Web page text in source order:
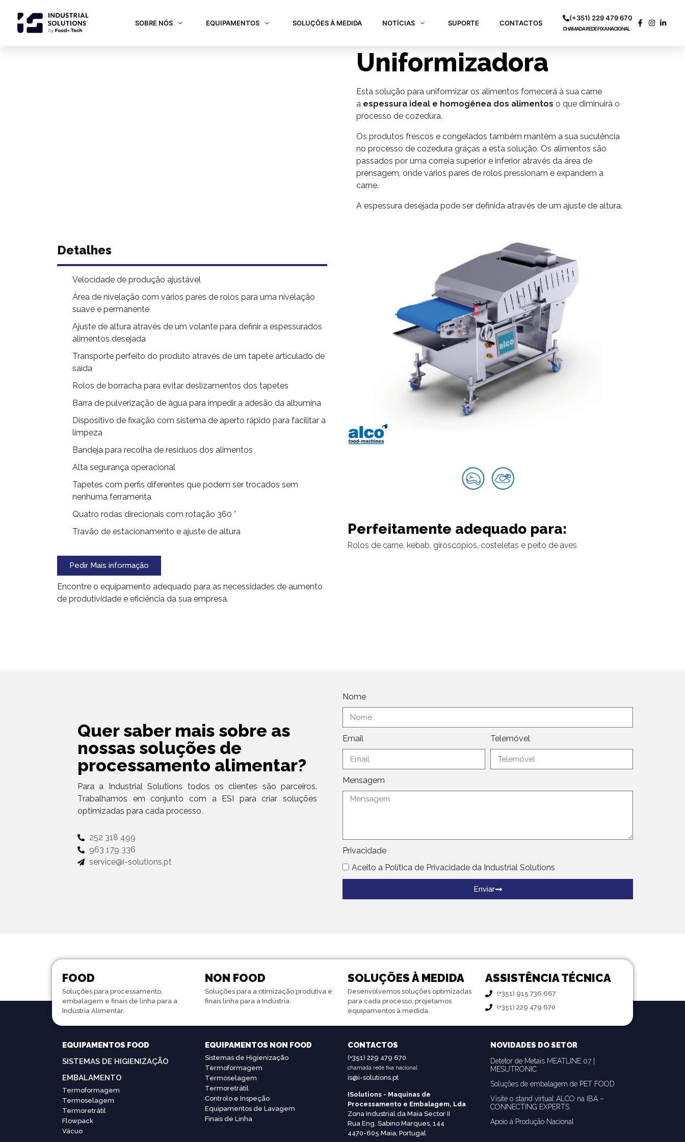
SOBRE NÓS EQUIPAMENTOS SOLUÇÕES À MEDIDA NOTÍCIAS SUPORTE CONTACTOS
(+351) 229 479 670
CHAMADA REDE FIXA NACIONAL
Uniformizadora
Esta solução para uniformizar os alimentos fornecerá à sua carne
a espessura ideal e homogênea dos alimentos o que diminuirá o
processo de cozedura.
Os produtos frescos e congelados também mantêm a sua suculência
no processo de cozedura graças a esta solução. Os alimentos são
passados ​​por uma correia superior e inferior através da área de
prensagem, onde vários pares de rolos pressionam e expandem a
carne.
A espessura desejada pode ser definida através de um ajuste de altura.
Detalhes
Velocidade de produção ajustável
Área de nivelação com vários pares de rolos para uma nivelação
suave e permanente
Ajuste de altura através de um volante para definir a espessurados
alimentos desejada
Transporte perfeito do produto através de um tapete articulado de
saída
Rolos de borracha para evitar deslizamentos dos tapetes
Barra de pulverização de água para impedir a adesão da albumina
Dispositivo de fixação com sistema de aperto rápido para facilitar a
limpeza
Bandeja para recolha de resíduos dos alimentos
Alta segurança operacional
Tapetes com perfis diferentes que podem ser trocados sem
nenhuma ferramenta
Quatro rodas direcionais com rotação 360 °
Travão de estacionamento e ajuste de altura
Pedir Mais informação
Encontre o equipamento adequado para as necessidades de aumento
de produtividade e eficiência da sua empresa.
Perfeitamente adequado para:
Rolos de carne, kebab, giroscópios, costeletas e peito de aves
Quer saber mais sobre as
nossas soluções de
processamento alimentar?
Para a Industrial Solutions todos os clientes são parceiros.
Trabalhamos em conjunto com a ESI para criar soluções
optimizadas para cada processo.
252 318 499
963 179 336
service@i-solutions.pt
Nome
Email Telemóvel
Mensagem
Privacidade
Aceito a Política de Privacidade da Industrial Solutions
Enviar
FOOD
Soluções para processamento,
embalagem e finais de linha para a
Indústria Alimentar.
NON FOOD
Soluções para a otimização produtiva e
finais linha para a Indústria.
SOLUÇÕES À MEDIDA
Desenvolvemos soluções optimizadas
para cada processo, projetamos
equipamentos à medida.
ASSISTÊNCIA TÉCNICA
(+351) 915 736 667
(+351) 229 479 670
EQUIPAMENTOS FOOD
SISTEMAS DE HIGIENIZAÇÃO
EMBALAMENTO
Termoformagem
Termoselagem
Termoretrátil
Flowpack
Vácuo
EQUIPAMENTOS NON FOOD
Sistemas de Higienização
Termoformagem
Termoselagem
Termoretrátil
Controlo e Inspeção
Equipamentos de Lavagem
Finais de Linha
CONTACTOS
(+351) 229 479 670
chamada rede fixa nacional
is@i-solutions.pt
ISolutions - Maquinas de
Processamento e Embalagem, Lda
Zona Industrial da Maia Sector II
Rua Eng. Sabino Marques, 144
4470-605 Maia, Portugal
NOVIDADES DO SETOR
Detetor de Metais MEATLINE 07 |
MESUTRONIC
Soluções de embalagem de PET FOOD
Visite o stand virtual ALCO na IBA –
CONNECTING EXPERTS
Apoio à Produção Nacional